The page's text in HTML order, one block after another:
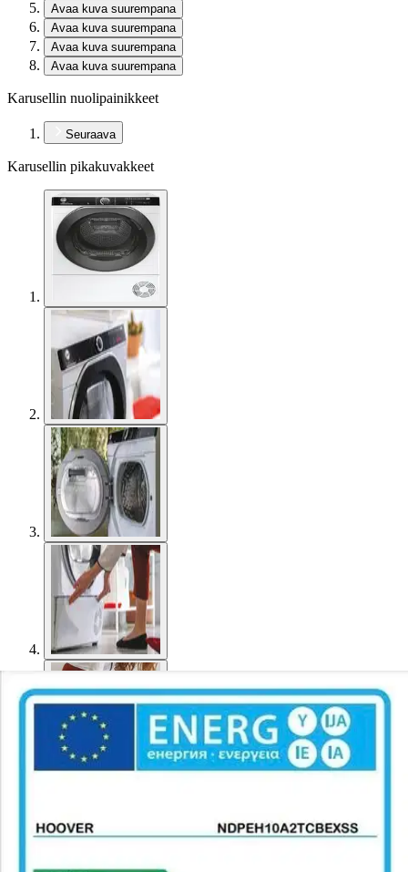
Avaa kuva suurempana
Avaa kuva suurempana
Avaa kuva suurempana
Avaa kuva suurempana
Karusellin nuolipainikkeet
Seuraava
Karusellin pikakuvakkeet